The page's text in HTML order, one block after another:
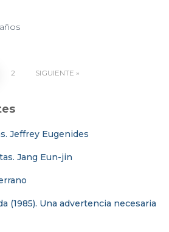
2 SIGUIENTE
Jeffrey Eugenides
Jang Eun-jin
(1985). Una advertencia necesaria